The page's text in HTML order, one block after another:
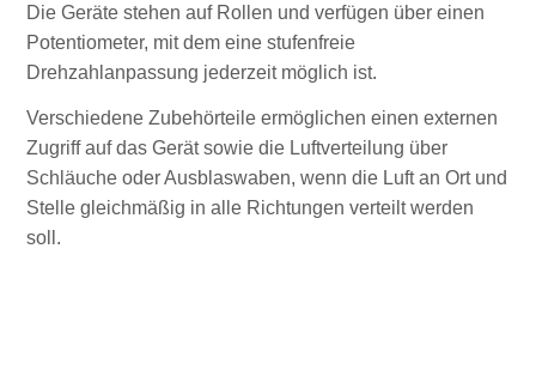
Die Geräte stehen auf Rollen und verfügen über einen
Potentiometer, mit dem eine stufenfreie
Drehzahlanpassung jederzeit möglich ist.
Verschiedene Zubehörteile ermöglichen einen externen
Zugriff auf das Gerät sowie die Luftverteilung über
Schläuche oder Ausblaswaben, wenn die Luft an Ort und
Stelle gleichmäßig in alle Richtungen verteilt werden
soll.